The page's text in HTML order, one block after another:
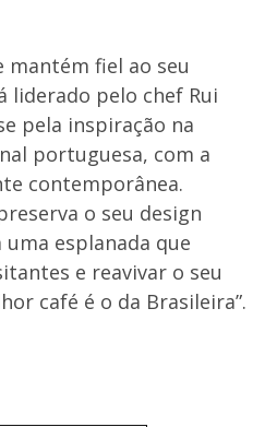
mantém fiel ao seu
liderado pelo chef Rui
pela inspiração na
portuguesa, com a
contemporânea.
o seu design
esplanada que
e reavivar o seu
café é o da Brasileira”.